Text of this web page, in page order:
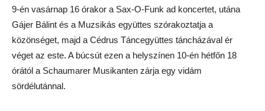
9-én vasárnap 16 órakor a Sax-O-Funk ad koncertet, utána
Gájer Bálint és a Muzsikás együttes szórakoztatja a
közönséget, majd a Cédrus Táncegyüttes táncházával ér
véget az este. A búcsút ezen a helyszínen 10-én hétfőn 18
órától a Schaumarer Musikanten zárja egy vidám
sördélutánnal.